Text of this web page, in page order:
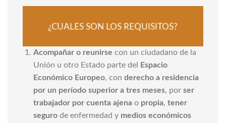
¿CUALES SON LOS REQUISITOS?
Acompañar o reunirse con un ciudadano de la
Unión u otro Estado parte del
Espacio
Económico Europeo, con derecho a residencia
por un período superior a tres meses, por ser
trabajador por cuenta ajenao propia, tener
segurode enfermedad y medios económicos